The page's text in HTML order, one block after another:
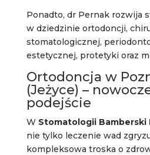
Ponadto, dr Pernak rozwija
w dziedzinie ortodoncji,
stomatologicznej,
estetycznej, protetyki oraz
Ortodoncja w
(Jeżyce) –
podejście
W Stomatologii Bamberski
nie tylko leczenie wad
kompleksowa troska o